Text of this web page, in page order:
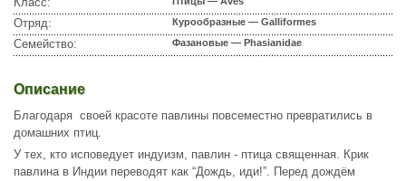
Отряд: Курообразные — Galliformes
Семейство: Фазановые — Phasianidae
Описание
Благодаря своей красоте павлины повсеместно превратились в
домашних птиц.
У тех, кто исповедует индуизм, павлин - птица священная. Крик
павлина в Индии переводят как “Дождь, иди!”. Перед дождём